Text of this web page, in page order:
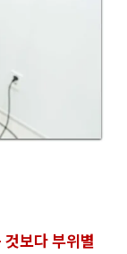
보다 부위별